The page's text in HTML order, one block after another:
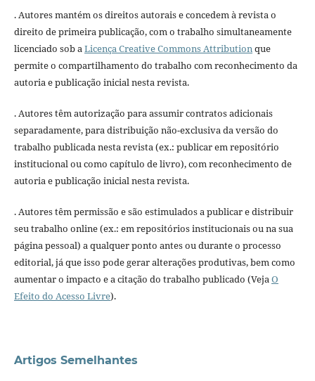
. Autores mantém os direitos autorais e concedem à revista o
direito de primeira publicação, com o trabalho simultaneamente
licenciado sob aLicença Creative Commons Attributionque
permite o compartilhamento do trabalho com reconhecimento da
autoria e publicação inicial nesta revista.
. Autores têm autorização para assumir contratos adicionais
separadamente, para distribuição não-exclusiva da versão do
trabalho publicada nesta revista (ex.: publicar em repositório
institucional ou como capítulo de livro), com reconhecimento de
autoria e publicação inicial nesta revista.
. Autores têm permissão e são estimulados a publicar e distribuir
seu trabalho online (ex.: em repositórios institucionais ou na sua
página pessoal) a qualquer ponto antes ou durante o processo
editorial, já que isso pode gerar alterações produtivas, bem como
aumentar o impacto e a citação do trabalho publicado (VejaO
Efeito do Acesso Livre).
Artigos Semelhantes